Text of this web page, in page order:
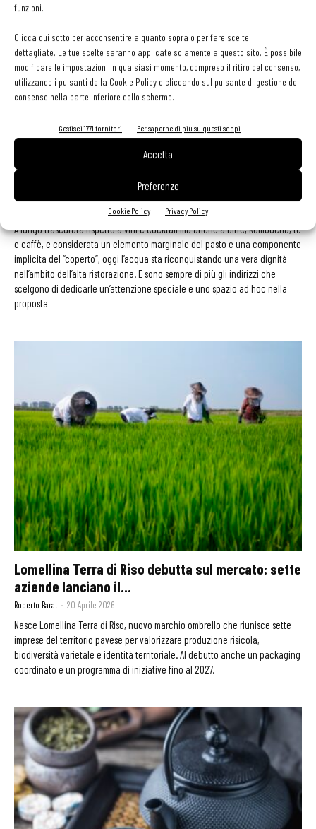
funzioni.
Clicca qui sotto per acconsentire a quanto sopra o per fare scelte
dettagliate. Le tue scelte saranno applicate solamente a questo sito. È possibile
modificare le impostazioni in qualsiasi momento, compreso il ritiro del consenso,
utilizzando i pulsanti della Cookie Policy o cliccando sul pulsante di gestione del
consenso nella parte inferiore dello schermo.
Gestisci 1771 fornitori Per saperne di più su questi scopi
Accetta
Preferenze
Cookie Policy Privacy Policy
La ristorazione si ritrova in un bicchier d’acqua
22 Aprile 2026
A lungo trascurata rispetto a vini e cocktail ma anche a birre, kombucha, tè
e caffè, e considerata un elemento marginale del pasto e una componente
implicita del “coperto”, oggi l’acqua sta riconquistando una vera dignità
nell’ambito dell’alta ristorazione. E sono sempre di più gli indirizzi che
scelgono di dedicarle un’attenzione speciale e uno spazio ad hoc nella
proposta
Lomellina Terra di Riso debutta sul mercato: sette
aziende lanciano il...
Roberto Barat - 20 Aprile 2026
Nasce Lomellina Terra di Riso, nuovo marchio ombrello che riunisce sette
imprese del territorio pavese per valorizzare produzione risicola,
biodiversità varietale e identità territoriale. Al debutto anche un packaging
coordinato e un programma di iniziative fino al 2027.